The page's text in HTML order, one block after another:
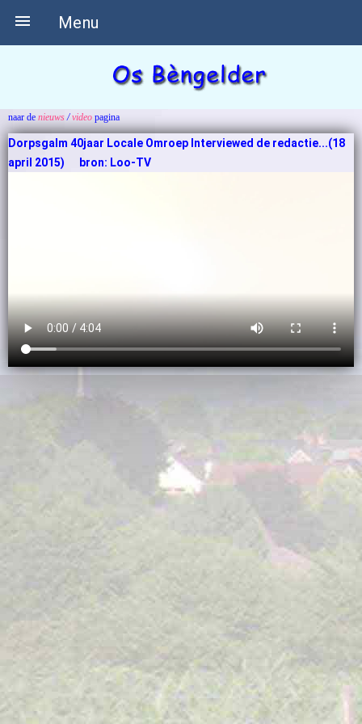
Menu

naar de nieuws/video pagina
Dorpsgalm 40jaar Locale Omroep Interviewed de redactie...(18
april 2015) bron: Loo-TV